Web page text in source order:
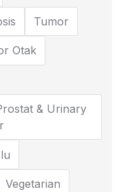
Tumor
Otak
& Urinary
Vegetarian